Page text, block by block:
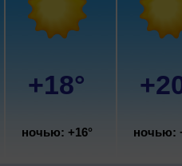
+18°
ночью: +16° ночью: